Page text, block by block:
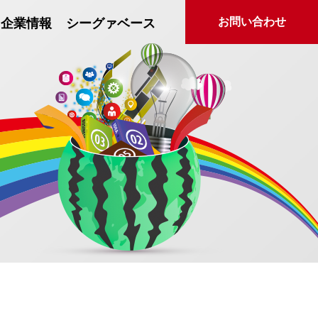
企業情報 シーグァベース お問い合わせ